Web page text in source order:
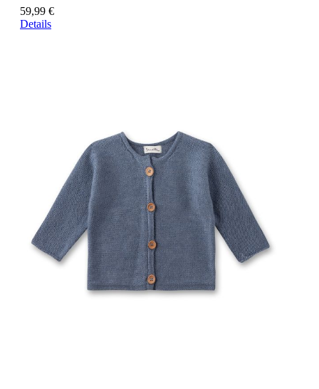
59,99 €
Details